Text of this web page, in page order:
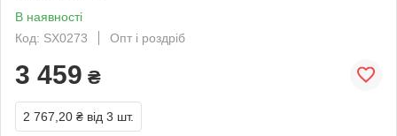
В наявності
Код: SX0273
Опт і роздріб
3 459 ₴
2 767,20 ₴ від 3 шт.